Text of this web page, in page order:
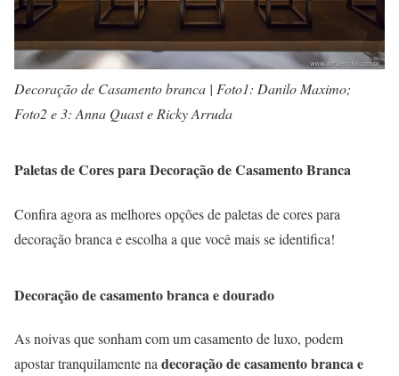
Decoração de Casamento branca | Foto1: Danilo Maximo;
Foto2 e 3: Anna Quast e Ricky Arruda
Paletas de Cores para Decoração de Casamento Branca
Confira agora as melhores opções de paletas de cores para
decoração branca e escolha a que você mais se identifica!
Decoração de casamento branca e dourado
As noivas que sonham com um casamento de luxo, podem
apostar tranquilamente na decoração de casamento branca e